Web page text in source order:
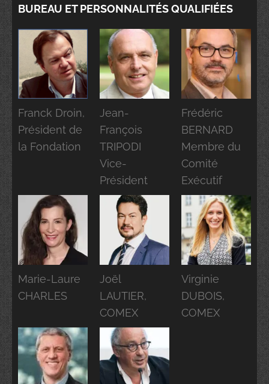
BUREAU ET PERSONNALITÉS QUALIFIÉES
Franck Droin,
Président de
la Fondation
Jean-
François
TRIPODI
Vice-
Président
Frédéric
BERNARD
Membre du
Comité
Exécutif
Marie-Laure
CHARLES
Joël
LAUTIER,
COMEX
Virginie
DUBOIS,
COMEX